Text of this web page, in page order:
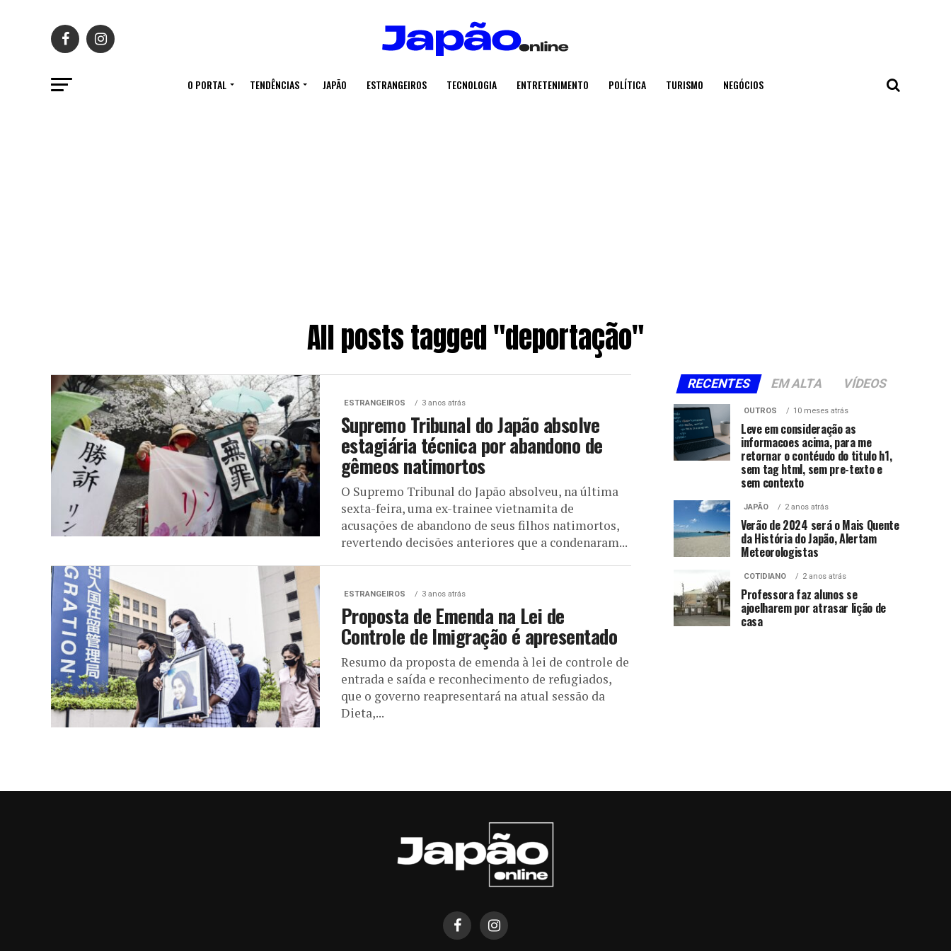
O PORTAL TENDÊNCIAS JAPÃO ESTRANGEIROS TECNOLOGIA ENTRETENIMENTO POLÍTICA TURISMO NEGÓCIOS
All posts tagged "deportação"
ESTRANGEIROS 3 anos atrás
Supremo Tribunal do Japão absolve
estagiária técnica por abandono de
gêmeos natimortos
O Supremo Tribunal do Japão absolveu, na última
sexta-feira, uma ex-trainee vietnamita de
acusações de abandono de seus filhos natimortos,
revertendo decisões anteriores que a condenaram...
ESTRANGEIROS 3 anos atrás
Proposta de Emenda na Lei de
Controle de Imigração é apresentado
Resumo da proposta de emenda à lei de controle de
entrada e saída e reconhecimento de refugiados,
que o governo reapresentará na atual sessão da
Dieta,...
RECENTES EM ALTA VÍDEOS
OUTROS 10 meses atrás
Leve em consideração as
informacoes acima, para me
retornar o contéudo do titulo h1,
sem tag html, sem pre-texto e
sem contexto
JAPÃO 2 anos atrás
Verão de 2024 será o Mais Quente
da História do Japão, Alertam
Meteorologistas
COTIDIANO 2 anos atrás
Professora faz alunos se
ajoelharem por atrasar lição de
casa